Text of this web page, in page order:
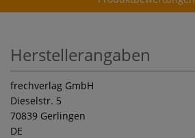
Herstellerangaben
frechverlag GmbH
Dieselstr. 5
70839 Gerlingen
DE